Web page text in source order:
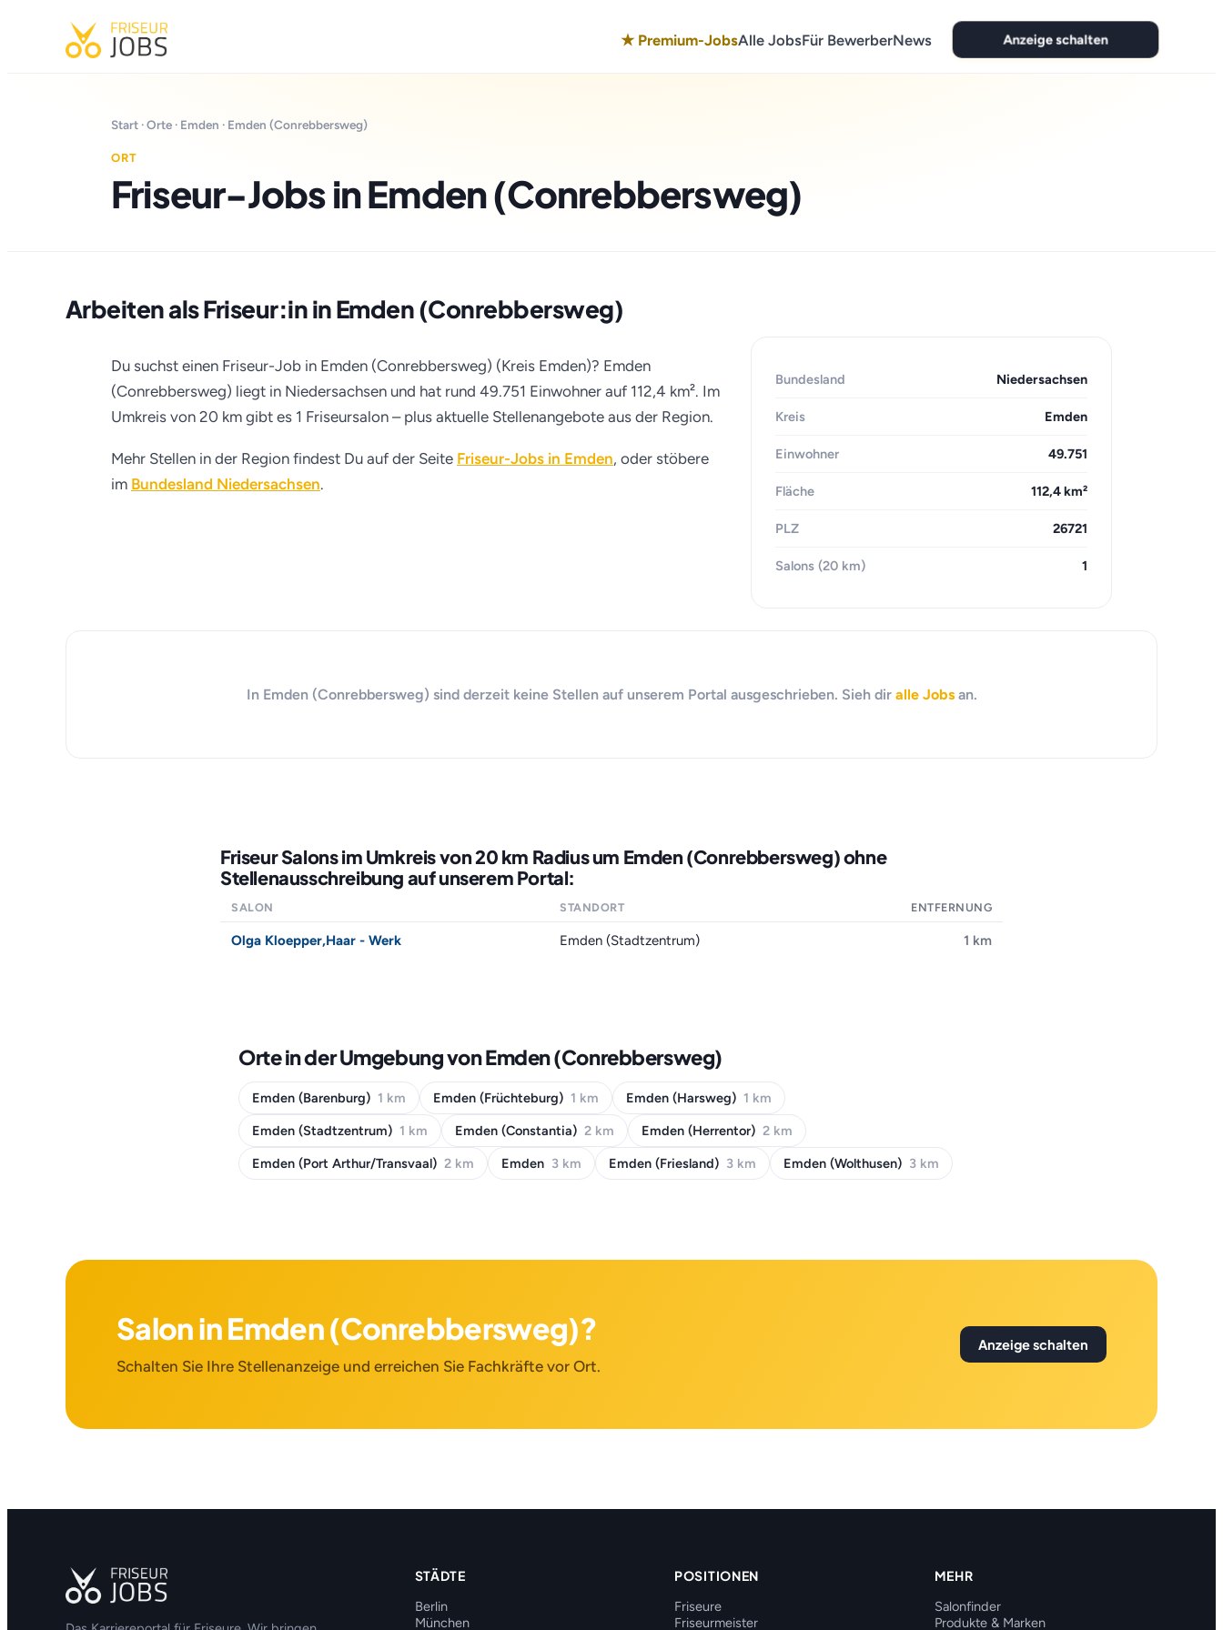
★ Premium-JobsAlle JobsFür BewerberNews Anzeige schalten
Start ·Orte · Emden · Emden (Conrebbersweg)
ORT
Friseur-Jobs in Emden (Conrebbersweg)
Arbeiten als Friseur:in in Emden (Conrebbersweg)
Du suchst einen Friseur-Job in Emden (Conrebbersweg) (Kreis Emden)? Emden
(Conrebbersweg) liegt in Niedersachsen und hat rund 49.751 Einwohner auf 112,4 km². Im
Umkreis von 20 km gibt es 1 Friseursalon – plus aktuelle Stellenangebote aus der Region.
Mehr Stellen in der Region findest Du auf der Seite Friseur-Jobs in Emden, oder stöbere
im Bundesland Niedersachsen.
Bundesland Niedersachsen
Kreis Emden
Einwohner 49.751
Fläche 112,4 km²
PLZ 26721
Salons (20 km) 1
In Emden (Conrebbersweg) sind derzeit keine Stellen auf unserem Portal ausgeschrieben. Sieh dir alle Jobsan.
Friseur Salons im Umkreis von 20 km Radius um Emden (Conrebbersweg) ohne
Stellenausschreibung auf unserem Portal:
SALON STANDORT ENTFERNUNG
Olga Kloepper,Haar - Werk Emden (Stadtzentrum) 1 km
Orte in der Umgebung von Emden (Conrebbersweg)
Emden (Barenburg) 1 km Emden (Früchteburg) 1 km Emden (Harsweg) 1 km
Emden (Stadtzentrum) 1 km Emden (Constantia) 2 km Emden (Herrentor) 2 km
Emden (Port Arthur/Transvaal) 2 km Emden 3 km Emden (Friesland) 3 km Emden (Wolthusen) 3 km
Salon in Emden (Conrebbersweg)?
Schalten Sie Ihre Stellenanzeige und erreichen Sie Fachkräfte vor Ort.
Anzeige schalten
STÄDTE
Berlin
München
POSITIONEN
Friseure
Friseurmeister
MEHR
Salonfinder
Produkte & Marken